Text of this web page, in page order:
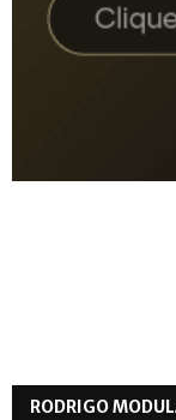
RODRIGO